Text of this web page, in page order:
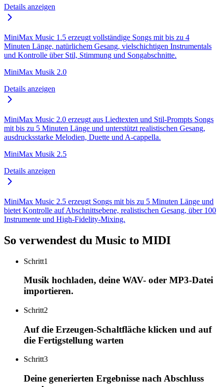
Details anzeigen
MiniMax Music 1.5 erzeugt vollständige Songs mit bis zu 4
Minuten Länge, natürlichem Gesang, vielschichtigen Instrumentals
und Kontrolle über Stil, Stimmung und Songabschnitte.
MiniMax Musik 2.0
Details anzeigen
MiniMax Music 2.0 erzeugt aus Liedtexten und Stil-Prompts Songs
mit bis zu 5 Minuten Länge und unterstützt realistischen Gesang,
ausdrucksstarke Melodien, Duette und A-cappella.
MiniMax Musik 2.5
Details anzeigen
MiniMax Music 2.5 erzeugt Songs mit bis zu 5 Minuten Länge und
bietet Kontrolle auf Abschnittsebene, realistischen Gesang, über 100
Instrumente und High-Fidelity-Mixing.
So verwendest du Music to MIDI
Schritt1
Musik hochladen, deine WAV- oder MP3-Datei
importieren.
Schritt2
Auf die Erzeugen-Schaltfläche klicken und auf
die Fertigstellung warten
Schritt3
Deine generierten Ergebnisse nach Abschluss